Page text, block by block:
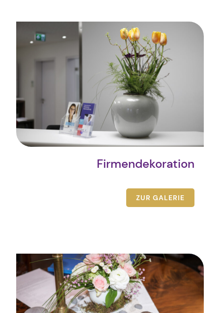
Firmendekoration
ZUR GALERIE